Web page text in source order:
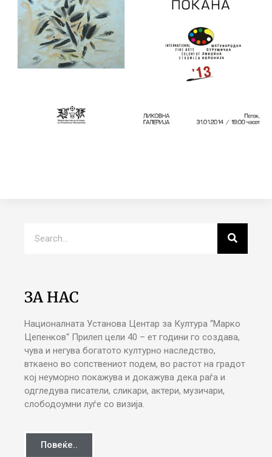
ЗА НАС
Националната Установа Центар за Култура “Марко
Цепенков“ Прилеп цели 40 – ет години го создава,
чува и негува богатото културно наследство,
вткаено во сопствениот подем, во растот на градот
кој неуморно покажува и докажува дека раѓа и
одгледува писатели, сликари, актери, музичари,
слободоумни луѓе со визија.
Повеќе..